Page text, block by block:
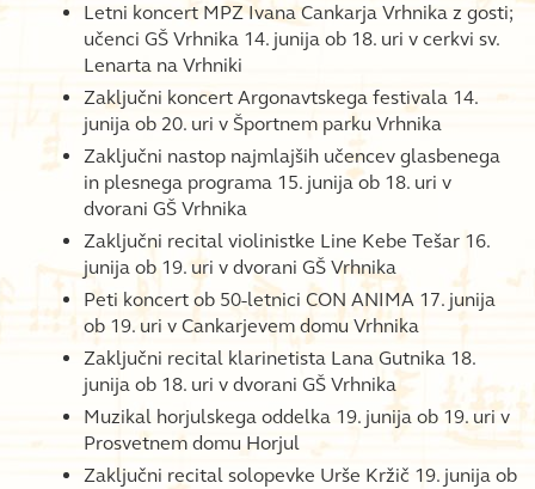
Letni koncert MPZ Ivana Cankarja Vrhnika z gosti;
učenci GŠ Vrhnika 14. junija ob 18. uri v cerkvi sv.
Lenarta na Vrhniki
Zaključni koncert Argonavtskega festivala 14.
junija ob 20. uri v Športnem parku Vrhnika
Zaključni nastop najmlajših učencev glasbenega
in plesnega programa 15. junija ob 18. uri v
dvorani GŠ Vrhnika
Zaključni recital violinistke Line Kebe Tešar 16.
junija ob 19. uri v dvorani GŠ Vrhnika
Peti koncert ob 50-letnici CON ANIMA 17. junija
ob 19. uri v Cankarjevem domu Vrhnika
Zaključni recital klarinetista Lana Gutnika 18.
junija ob 18. uri v dvorani GŠ Vrhnika
Muzikal horjulskega oddelka 19. junija ob 19. uri v
Prosvetnem domu Horjul
Zaključni recital solopevke Urše Kržič 19. junija ob